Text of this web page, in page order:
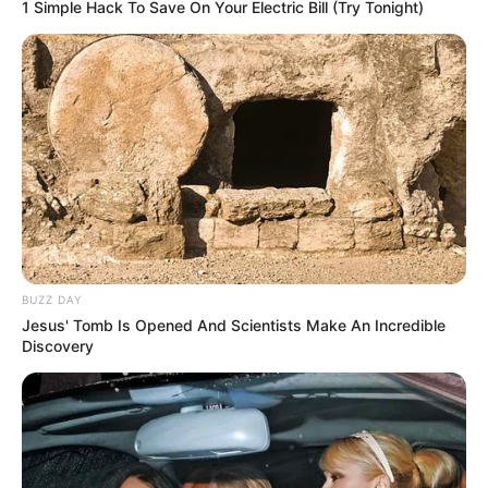
cinq chevaux
1 CRACKOVIA
8 CHEEK TO CHEEK
7 ONE POINT
12 AHA
5 MATAURI GOLD
En cas de non-partant ou pour un champ élargi et par
ordre de préférence:
9 RIKA DE LA VIS
11 LA TEMPLIERE
En complément de notre pronostic Quinté+ vous
1 Simple Hack To Save On Your Electric Bill (Try Tonight)
BUZZ DAY
Jesus' Tomb Is Opened And Scientists Make An Incredible
Discovery